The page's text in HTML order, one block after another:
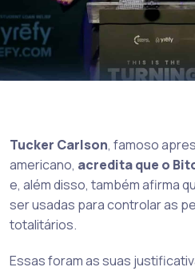
Tucker Carlson, famoso
americano, acredita que o
e, além disso, também afirma
ser usadas para controlar as
totalitários.
Essas foram as suas